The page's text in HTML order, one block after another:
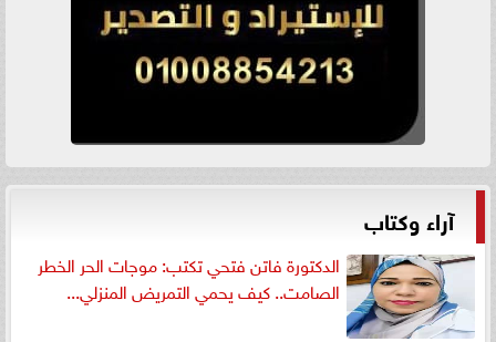
آراء وكتاب
الدكتورة فاتن فتحي تكتب: موجات الحر الخطر
الصامت.. كيف يحمي التمريض المنزلي...